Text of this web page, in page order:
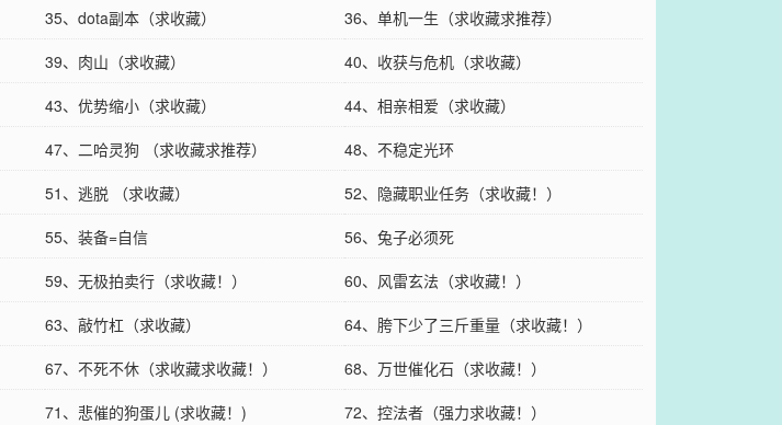
35、dota副本（求收藏）
36、单机一生（求收藏求推荐）
39、肉山（求收藏）
40、收获与危机（求收藏）
43、优势缩小（求收藏）
44、相亲相爱（求收藏）
47、二哈灵狗 （求收藏求推荐）
48、不稳定光环
51、逃脱 （求收藏）
52、隐藏职业任务（求收藏！）
55、装备=自信
56、兔子必须死
59、无极拍卖行（求收藏！）
60、风雷玄法（求收藏！）
63、敲竹杠（求收藏）
64、胯下少了三斤重量（求收藏！）
67、不死不休（求收藏求收藏！）
68、万世催化石（求收藏！）
71、悲催的狗蛋儿 (求收藏！)
72、控法者（强力求收藏！）